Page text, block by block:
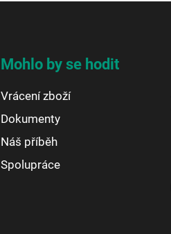
Mohlo by se hodit
Vrácení zboží
Dokumenty
Náš příběh
Spolupráce